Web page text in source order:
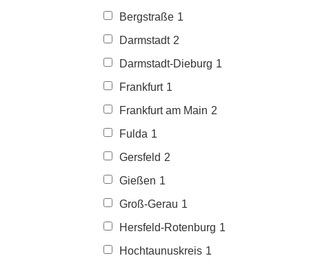
Bergstraße 1
Darmstadt 2
Darmstadt-Dieburg 1
Frankfurt 1
Frankfurt am Main 2
Fulda 1
Gersfeld 2
Gießen 1
Groß-Gerau 1
Hersfeld-Rotenburg 1
Hochtaunuskreis 1